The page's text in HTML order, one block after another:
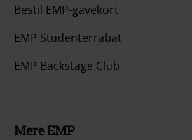
Bestil EMP-gavekort
EMP Studenterrabat
EMP Backstage Club
Mere EMP